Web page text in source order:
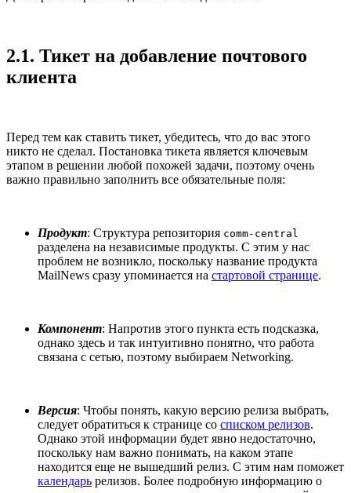
2.1. Тикет на добавление почтового
клиента
Перед тем как ставить тикет, убедитесь, что до вас этого
никто не сделал. Постановка тикета является ключевым
этапом в решении любой похожей задачи, поэтому очень
важно правильно заполнить все обязательные поля:
Продукт: Структура репозитория comm-central
разделена на независимые продукты. С этим у нас
проблем не возникло, поскольку название продукта
MailNews сразу упоминается на стартовой странице.
Компонент: Напротив этого пункта есть подсказка,
однако здесь и так интуитивно понятно, что работа
связана с сетью, поэтому выбираем Networking.
Версия: Чтобы понять, какую версию релиза выбрать,
следует обратиться к странице со списком релизов.
Однако этой информации будет явно недостаточно,
поскольку нам важно понимать, на каком этапе
находится еще не вышедший релиз. С этим нам поможет
календарь релизов. Более подробную информацию о